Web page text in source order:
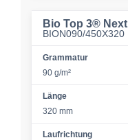
Bio Top 3® Next
BION090/450X320
Grammatur
90 g/m²
Länge
320 mm
Laufrichtung